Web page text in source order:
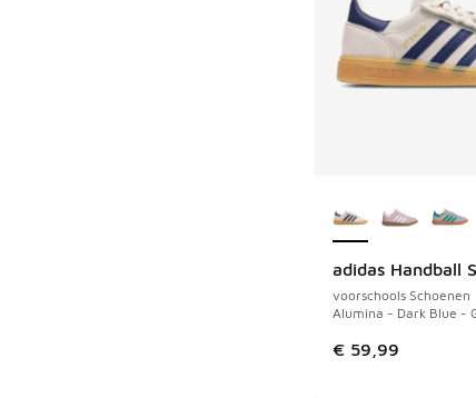
adidas Handball
voorschools Schoenen
Alumina - Dark Blue -
€ 59,99